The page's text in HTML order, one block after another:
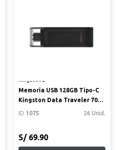
Memoria USB 128GB Tipo-C
Kingston Data Traveler 70
USB 3.2
ID 1075 26 Unid.
S/ 69.90